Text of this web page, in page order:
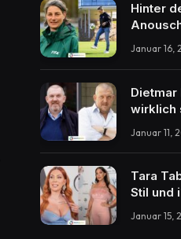
Hinter
Januar 16,
Dietmar
wirklich
Januar 11,
Tara
Stil und
Januar 15,